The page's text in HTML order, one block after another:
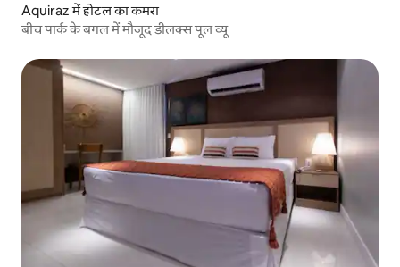
Aquiraz में होटल का कमरा
बीच पार्क के बगल में मौजूद डीलक्स पूल व्यू